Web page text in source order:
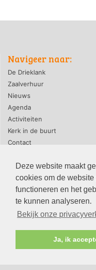
Deze website maakt
cookies om de website
functioneren en het
te kunnen analyseren.
Bekijk onze
Ja, ik
Navigeer naar:
De Drieklank
Zaalverhuur
Nieuws
Agenda
Activiteiten
Kerk in de buurt
Contact
© 2026,